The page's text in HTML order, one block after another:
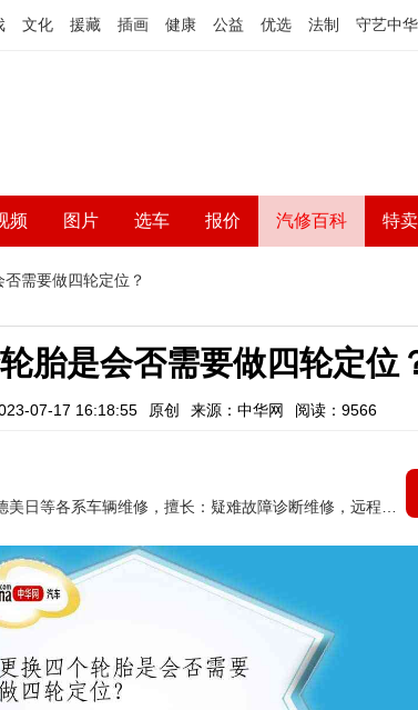
文化 援藏 插画 健康 公益 优选 法制 守艺中华
频 图片 选车 报价 汽修百科 特
需要做四轮定位？
胎是会否需要做四轮定位
07-17 16:18:55 原创 来源：中华网 阅读：9566